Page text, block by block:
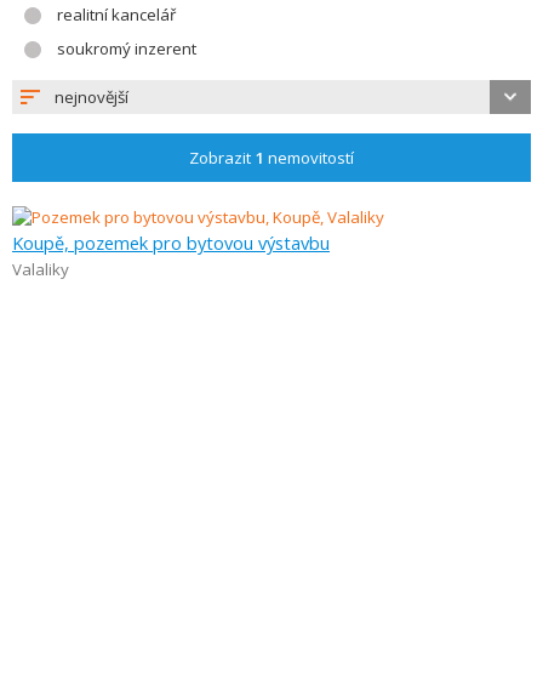
realitní kancelář
soukromý inzerent
nejnovější
Zobrazit 1 nemovitostí
Koupě, pozemek pro bytovou výstavbu
Valaliky